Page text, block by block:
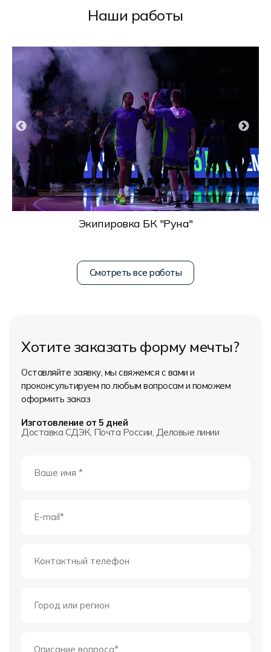
Наши работы
Экипировка БК "Руна"
Смотреть все работы
Хотите заказать форму мечты?
Оставляйте заявку, мы свяжемся с вами и
проконсультируем по любым вопросам и поможем
оформить заказ
Изготовление от 5 дней
Доставка СДЭК, Почта России, Деловые линии